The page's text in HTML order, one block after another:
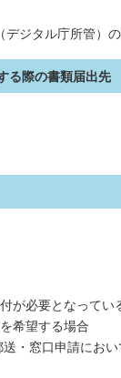
ジタル庁所管）
る際の書類届出先
が必要となってい
希望する場合
・窓口申請にお